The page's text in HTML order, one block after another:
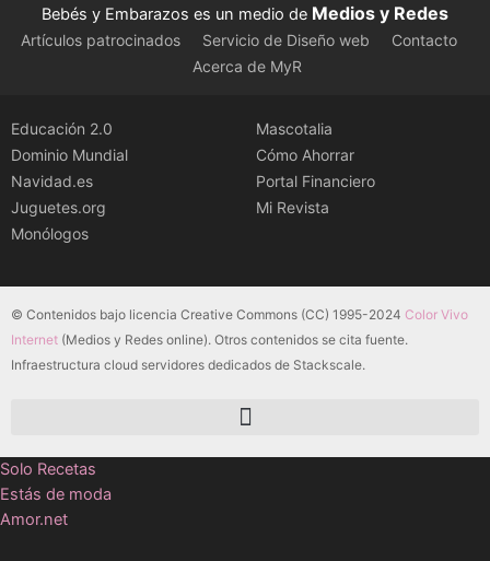
Bebés y Embarazos es un medio de Medios y Redes
Artículos patrocinados Servicio de Diseño web
Contacto
Acerca de MyR
Educación 2.0
Dominio Mundial
Navidad.es
Juguetes.org
Monólogos
Mascotalia
Cómo Ahorrar
Portal Financiero
Mi Revista
© Contenidos bajo licencia Creative Commons (CC) 1995-2024 Color Vivo
Internet (Medios y Redes online). Otros contenidos se cita fuente.
Infraestructura cloud servidores dedicados de Stackscale.
Solo Recetas
Estás de moda
Amor.net